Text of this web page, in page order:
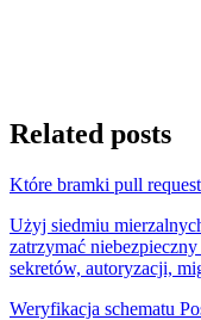
Related posts
Które bramki pull
Użyj siedmiu
zatrzymać
sekretów, autoryzacji,
Weryfikacja schematu